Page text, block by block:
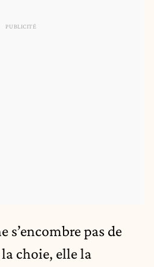
s’encombre pas de
choie, elle la